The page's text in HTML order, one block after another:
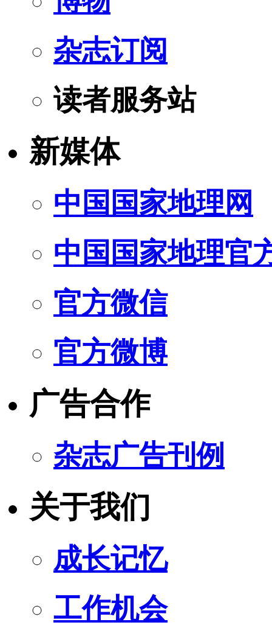
杂志订阅
读者服务站
新媒体
中国国家地理网
中国国家地理官
官方微信
官方微博
广告合作
杂志广告刊例
关于我们
成长记忆
工作机会